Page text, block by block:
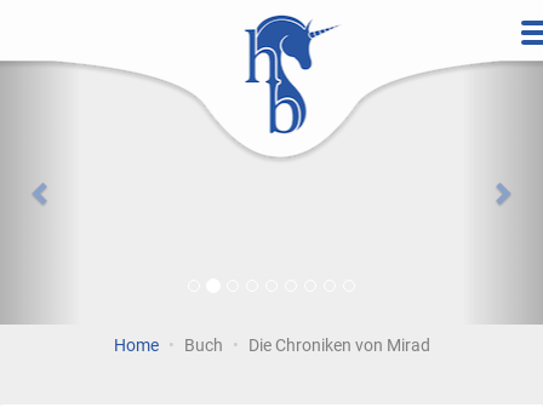
Vorherige
Home Buch Die Chroniken von Mirad